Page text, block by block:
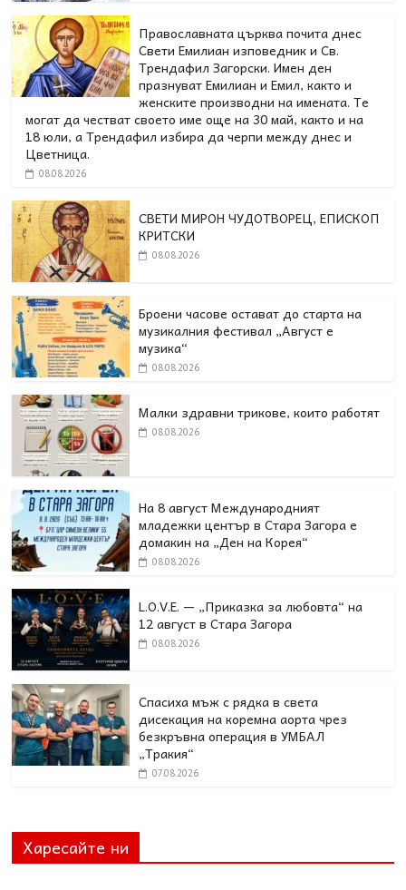
Православната църква почита днес
Свети Емилиан изповедник и Св.
Трендафил Загорски. Имен ден
празнуват Емилиан и Емил, както и
женските производни на имената. Те
могат да честват своето име още на 30 май, както и на
18 юли, а Трендафил избира да черпи между днес и
Цветница.
08.08.2026
СВЕТИ МИРОН ЧУДОТВОРЕЦ, ЕПИСКОП
КРИТСКИ
08.08.2026
Броени часове остават до старта на
музикалния фестивал „Август е
музика“
08.08.2026
Малки здравни трикове, които работят
08.08.2026
На 8 август Международният
младежки център в Стара Загора е
домакин на „Ден на Корея“
08.08.2026
L.O.V.E. — „Приказка за любовта“ на
12 август в Стара Загора
08.08.2026
Спасиха мъж с рядка в света
дисекация на коремна аорта чрез
безкръвна операция в УМБАЛ
„Тракия“
07.08.2026
Харесайте ни